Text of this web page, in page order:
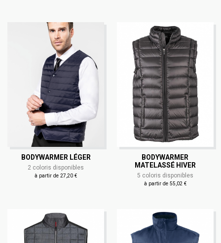
BODYWARMER LÉGER
2 coloris disponibles
à partir de 27,20 €
BODYWARMER
MATELASSÉ HIVER
5 coloris disponibles
à partir de 55,02 €